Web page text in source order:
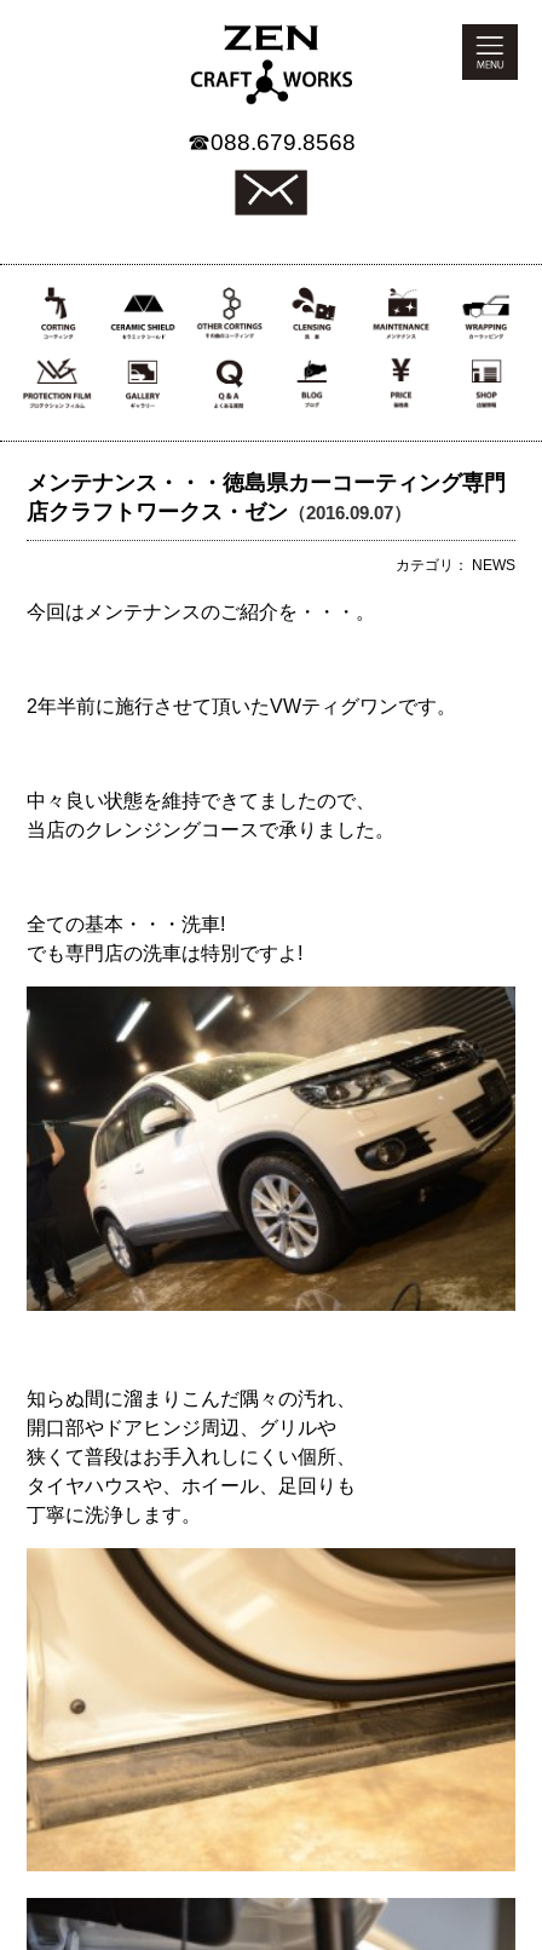
☎088.679.8568
メンテナンス・・・徳島県カーコーティング専門
店クラフトワークス・ゼン （2016.09.07）
カテゴリ： NEWS
今回はメンテナンスのご紹介を・・・。
2年半前に施行させて頂いたVWティグワンです。
中々良い状態を維持できてましたので、
当店のクレンジングコースで承りました。
全ての基本・・・洗車!
でも専門店の洗車は特別ですよ!
知らぬ間に溜まりこんだ隅々の汚れ、
開口部やドアヒンジ周辺、グリルや
狭くて普段はお手入れしにくい個所、
タイヤハウスや、ホイール、足回りも
丁寧に洗浄します。